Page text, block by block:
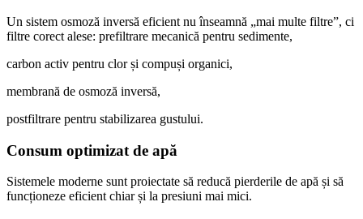
Un sistem osmoză inversă eficient nu înseamnă „mai multe filtre”, ci
filtre corect alese: prefiltrare mecanică pentru sedimente,
carbon activ pentru clor și compuși organici,
membrană de osmoză inversă,
postfiltrare pentru stabilizarea gustului.
Consum optimizat de apă
Sistemele moderne sunt proiectate să reducă pierderile de apă și să
funcționeze eficient chiar și la presiuni mai mici.